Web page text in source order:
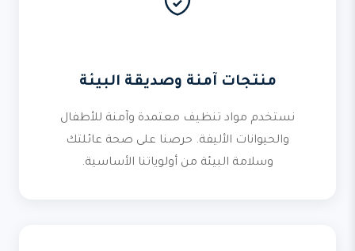
منتجات آمنة وصديقة البيئة
نستخدم مواد تنظيف معتمدة وآمنة للأطفال
والحيوانات الأليفة. حرصنا على صحة عائلتك
وسلامة البيئة من أولوياتنا الأساسية.